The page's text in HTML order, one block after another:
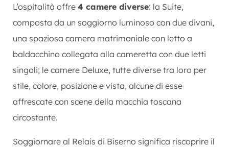
L’ospitalità offre 4 camere diverse: la Suite,
composta da un soggiorno luminoso con due divani,
una spaziosa camera matrimoniale con letto a
baldacchino collegata alla cameretta con due letti
singoli; le camere Deluxe, tutte diverse tra loro per
stile, colore, posizione e vista, alcune di esse
affrescate con scene della macchia toscana
circostante.
Soggiornare al Relais di Biserno significa riscoprire il